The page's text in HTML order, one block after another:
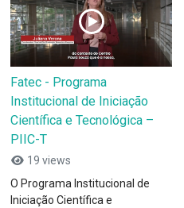
Fatec - Programa
Institucional de Iniciação
Científica e Tecnológica –
PIIC-T
19 views
O Programa Institucional de
Iniciação Científica e